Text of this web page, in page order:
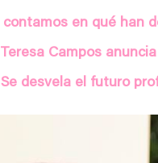
contamos en qué han
Campos
Se desvela el futuro